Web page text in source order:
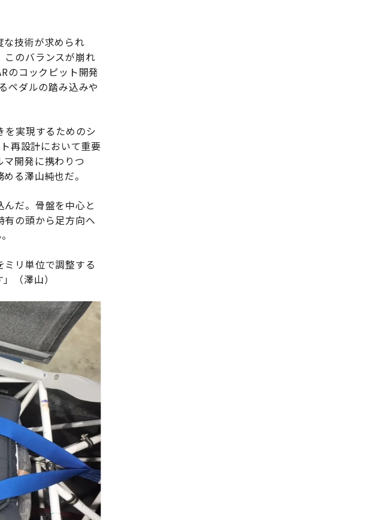
技術が求められ
このバランスが崩れ
のコックピット開発
ペダルの踏み込みや
を実現するためのシ
再設計において重要
開発に携わりつ
る澤山純也だ。
だ。骨盤を中心と
有の頭から足方向へ
ミリ単位で調整する
（澤山）